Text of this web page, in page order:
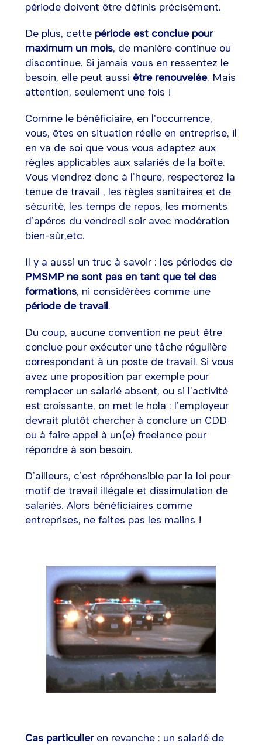
période doivent être définis précisément.
De plus, cette période est conclue pour
maximum un mois, de manière continue ou
discontinue. Si jamais vous en ressentez le
besoin, elle peut aussi être renouvelée. Mais
attention, seulement une fois !
Comme le bénéficiaire, en l'occurrence,
vous, êtes en situation réelle en entreprise, il
en va de soi que vous vous adaptez aux
règles applicables aux salariés de la boîte.
Vous viendrez donc à l’heure, respecterez la
tenue de travail , les règles sanitaires et de
sécurité, les temps de repos, les moments
d’apéros du vendredi soir avec modération
bien-sûr,etc.
Il y a aussi un truc à savoir : les périodes de
PMSMP ne sont pas en tant que tel des
formations, ni considérées comme une
période de travail.
Du coup, aucune convention ne peut être
conclue pour exécuter une tâche régulière
correspondant à un poste de travail. Si vous
avez une proposition par exemple pour
remplacer un salarié absent, ou si l’activité
est croissante, on met le hola : l’employeur
devrait plutôt chercher à conclure un CDD
ou à faire appel à un(e) freelance pour
répondre à son besoin.
D’ailleurs, c’est répréhensible par la loi pour
motif de travail illégale et dissimulation de
salariés. Alors bénéficiaires comme
entreprises, ne faites pas les malins !
Cas particulieren revanche : un salarié de